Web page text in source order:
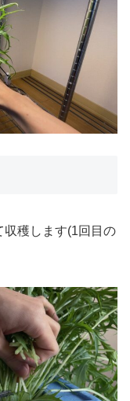
穫します(1回目の